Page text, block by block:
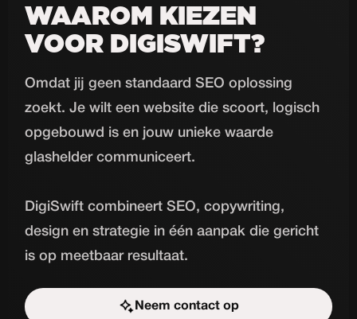
WAAROM KIEZEN
VOOR DIGISWIFT?
Omdat jij geen standaard SEO oplossing
zoekt. Je wilt een website die scoort, logisch
opgebouwd is en jouw unieke waarde
glashelder communiceert.
DigiSwift combineert SEO, copywriting,
design en strategie in één aanpak die gericht
is op meetbaar resultaat.
Neem contact op